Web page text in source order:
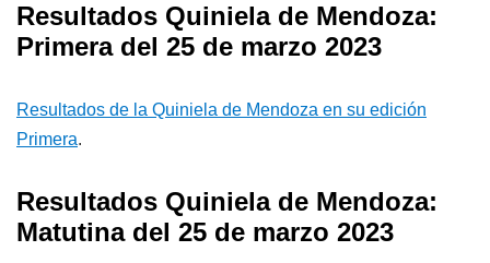
Resultados Quiniela de Mendoza:
Primera del 25 de marzo 2023
Resultados de la Quiniela de Mendoza en su edición
Primera.
Resultados Quiniela de Mendoza:
Matutina del 25 de marzo 2023